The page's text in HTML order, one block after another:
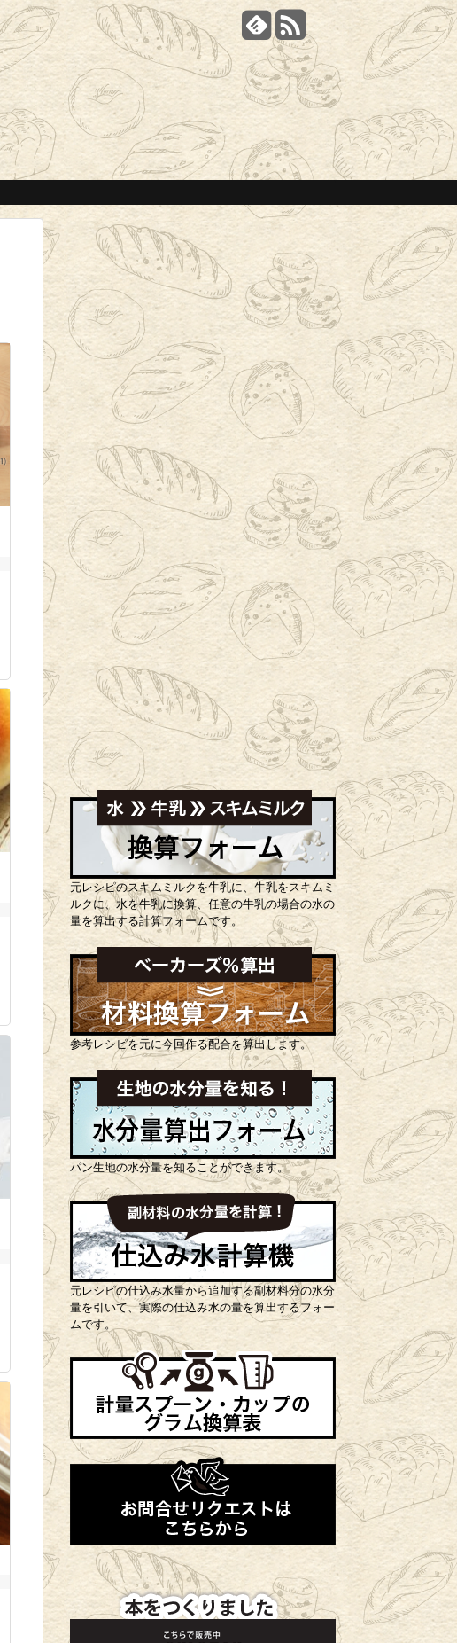
元レシピのスキムミルクを牛乳に、牛乳をスキムミ
ルクに、水を牛乳に換算、任意の牛乳の場合の水の
量を算出する計算フォームです。
参考レシピを元に今回作る配合を算出します。
パン生地の水分量を知ることができます。
元レシピの仕込み水量から追加する副材料分の水分
量を引いて、実際の仕込み水の量を算出するフォー
ムです。